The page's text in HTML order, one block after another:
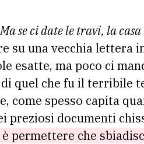
Ma se ci date le travi, la
su una vecchia lettera
esatte, ma poco ci
quel che fu il terribile
come spesso capita
preziosi documenti
permettere che